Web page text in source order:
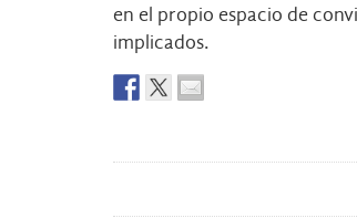
en el propio espacio de
implicados.